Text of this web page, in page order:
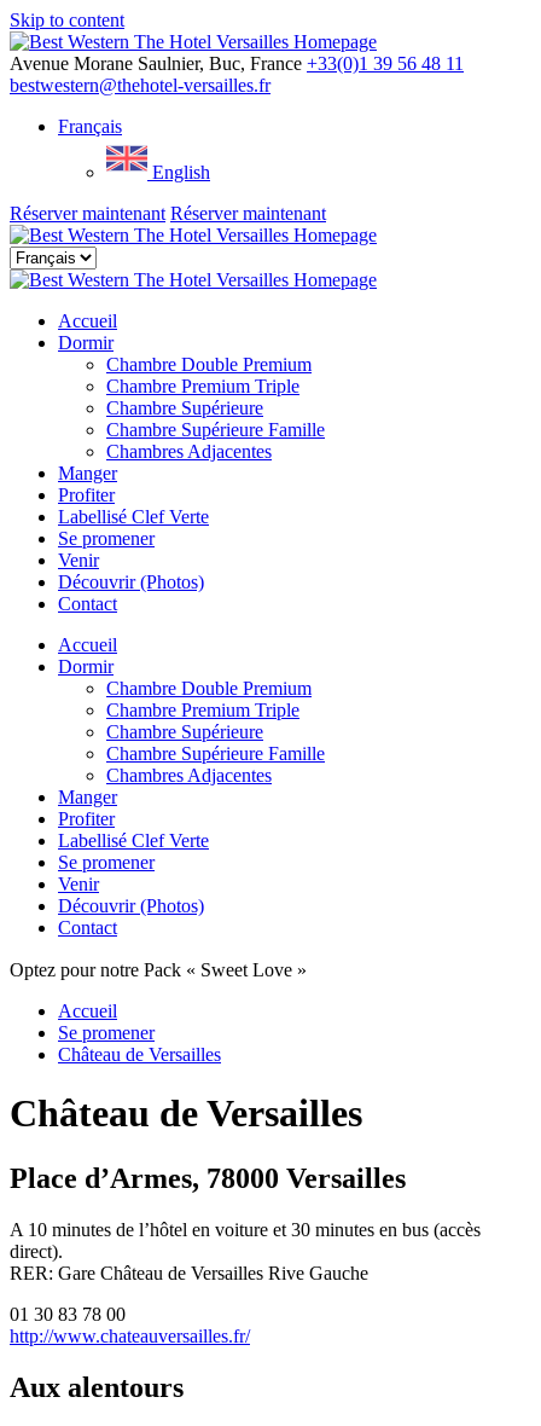
Skip to content
Menu
Avenue Morane Saulnier, Buc, France +33(0)1 39 56 48 11
bestwestern@thehotel-versailles.fr
Français
English
Réserver maintenant Réserver maintenant
Close
Accueil
Dormir
Chambre Double Premium
Chambre Premium Triple
Chambre Supérieure
Chambre Supérieure Famille
Chambres Adjacentes
Manger
Profiter
Labellisé Clef Verte
Se promener
Venir
Découvrir (Photos)
Contact
Accueil
Dormir
Chambre Double Premium
Chambre Premium Triple
Chambre Supérieure
Chambre Supérieure Famille
Chambres Adjacentes
Manger
Profiter
Labellisé Clef Verte
Se promener
Venir
Découvrir (Photos)
Contact
Optez pour notre Pack « Sweet Love »
Accueil
Se promener
Château de Versailles
Château de Versailles
Place d’Armes, 78000 Versailles
A 10 minutes de l’hôtel en voiture et 30 minutes en bus (accès
direct).
RER: Gare Château de Versailles Rive Gauche
01 30 83 78 00
http://www.chateauversailles.fr/
Aux alentours